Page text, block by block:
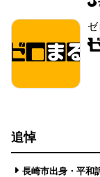
追悼
長崎市出身・平和